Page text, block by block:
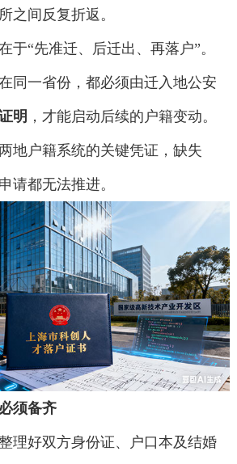
之间反复折返。
“先准迁、后迁出、再落户”。
同一省份，都必须由迁入地公安
明 ，才能启动后续的户籍变动。
地户籍系统的关键凭证，缺失
请都无法推进。
须备齐
好双方身份证、户口本及结婚